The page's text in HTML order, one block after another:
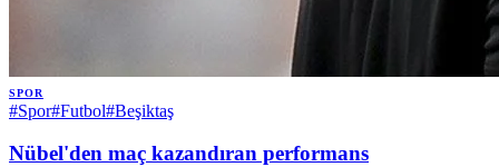
SPOR
#Spor#Futbol#Beşiktaş
Nübel'den maç kazandıran performans